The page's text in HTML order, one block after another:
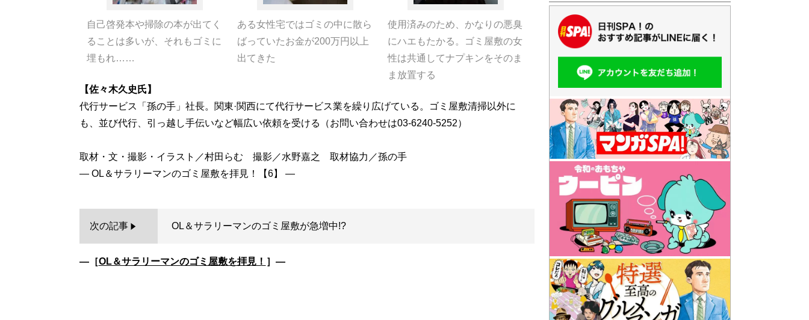
自己啓発本や掃除の本が出てく
ることは多いが、それもゴミに
埋もれ……
ある女性宅ではゴミの中に散ら
ばっていたお金が200万円以上
出てきた
使用済みのため、かなりの悪臭
にハエもたかる。ゴミ屋敷の女
性は共通してナプキンをそのま
ま放置する
【佐々木久史氏】
代行サービス「孫の手」社長。関東·関西にて代行サービス業を繰り広げている。ゴミ屋敷清掃以外に
も、並び代行、引っ越し手伝いなど幅広い依頼を受ける（お問い合わせは03-6240-5252）
取材・文・撮影・イラスト／村田らむ 撮影／水野嘉之 取材協力／孫の手
― OL＆サラリーマンのゴミ屋敷を拝見！【6】 ―
次の記事 OL＆サラリーマンのゴミ屋敷が急増中!?
―［OL＆サラリーマンのゴミ屋敷を拝見！ ］―